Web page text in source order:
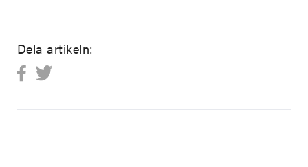
Dela artikeln: